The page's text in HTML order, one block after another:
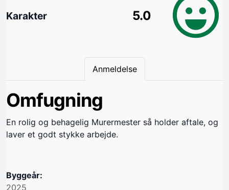
Karakter 5.0
Anmeldelse
Omfugning
En rolig og behagelig Murermester så holder aftale, og
laver et godt stykke arbejde.
Byggeår:
2025